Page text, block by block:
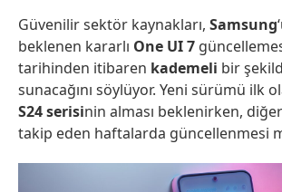
Güvenilir sektör kaynakları, Samsung
beklenen kararlı One UI 7
tarihinden itibaren kademeli bir
sunacağını söylüyor. Yeni sürümü ilk
S24 serisinin alması beklenirken,
takip eden haftalarda güncellenmesi